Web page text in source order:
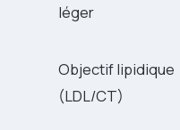
léger
Objectif lipidique
(LDL/CT)